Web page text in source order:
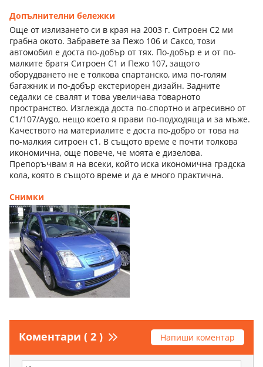
Допълнителни бележки
Още от излизането си в края на 2003 г. Ситроен C2 ми
грабна окото. Забравете за Пежо 106 и Саксо, този
автомобил е доста по-добър от тях. По-добър е и от по-
малките братя Ситроен C1 и Пежо 107, защото
оборудването не е толкова спартанско, има по-голям
багажник и по-добър екстериорен дизайн. Задните
седалки се свалят и това увеличава товарното
пространство. Изглежда доста по-спортно и агресивно от
C1/107/Aygo, нещо което я прави по-подходяща и за мъже.
Качеството на материалите е доста по-добро от това на
по-малкия ситроен с1. В същото време е почти толкова
икономична, още повече, че моята е дизелова.
Препоръчвам я на всеки, който иска икономична градска
кола, която в същото време и да е много практична.
Снимки
Коментари ( 2 ) Напиши коментар